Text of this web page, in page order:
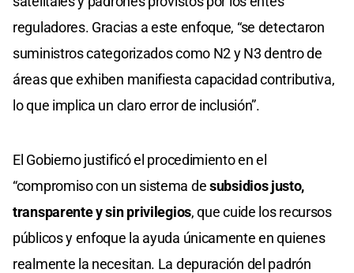
reguladores. Gracias a este enfoque, “se detectaron
suministros categorizados como N2 y N3 dentro de
áreas que exhiben manifiesta capacidad contributiva,
lo que implica un claro error de inclusión”.
El Gobierno justificó el procedimiento en el
“compromiso con un sistema desubsidios justo,
transparente y sin privilegios, que cuide los recursos
públicos y enfoque la ayuda únicamente en quienes
realmente la necesitan. La depuración del padrón